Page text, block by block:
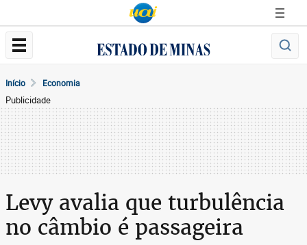
Início Economia
Publicidade
Levy avalia que turbulência
no câmbio é passageira